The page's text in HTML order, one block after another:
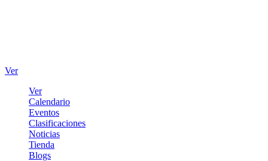
Ver
Ver
Calendario
Eventos
Clasificaciones
Noticias
Tienda
Blogs